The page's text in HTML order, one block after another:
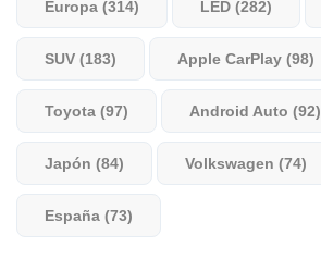
Europa (314) LED (282)
SUV (183) Apple CarPlay (98)
Toyota (97) Android Auto (92)
Japón (84) Volkswagen (74)
España (73)